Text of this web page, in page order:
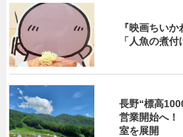
『映画ちい
「人魚の煮
長野“標高
営業開始へ
室を展開